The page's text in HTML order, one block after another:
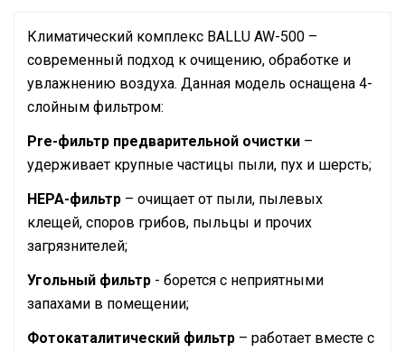
Климатический комплекс BALLU AW-500 –
современный подход к очищению, обработке и
увлажнению воздуха. Данная модель оснащена 4-
слойным фильтром:
Pre-фильтр предварительной очистки –
удерживает крупные частицы пыли, пух и шерсть;
HEPA-фильтр – очищает от пыли, пылевых
клещей, споров грибов, пыльцы и прочих
загрязнителей;
Угольный фильтр - борется с неприятными
запахами в помещении;
Фотокаталитический фильтр – работает вместе с